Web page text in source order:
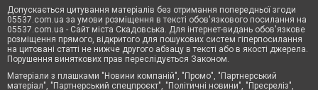
Допускається цитування матеріалів без отримання попередньої згоди
05537.com.ua за умови розміщення в тексті обов'язкового посилання на
05537.com.ua - Сайт міста Скадовська. Для інтернет-видань обов'язкове
розміщення прямого, відкритого для пошукових систем гіперпосилання
на цитовані статті не нижче другого абзацу в тексті або в якості джерела.
Порушення виняткових прав переслідується Законом.
Матеріали з плашками "Новини компаній", "Промо", "Партнерський
матеріал", "Партнерський спецпроєкт", "Політичні новини", "Пресреліз",